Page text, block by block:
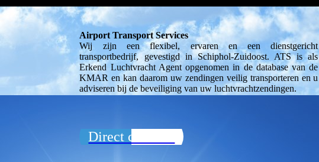
Airport Transport Services
Wij zijn een flexibel, ervaren en een dienstgericht
transportbedrijf, gevestigd in Schiphol-Zuidoost. ATS is als
Erkend Luchtvracht Agent opgenomen in de database van de
KMAR en kan daarom uw zendingen veilig transporteren en u
adviseren bij de beveiliging van uw luchtvrachtzendingen.
Direct contact!